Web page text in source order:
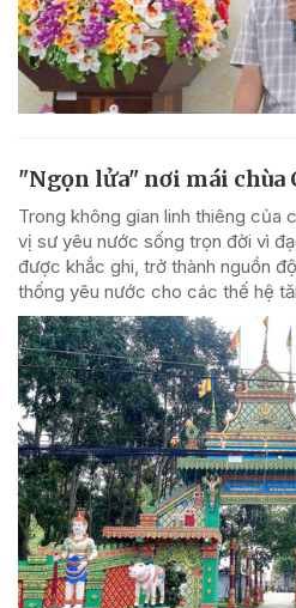
"Ngọn lửa" nơi mái chùa
Trong không gian linh thiêng của
vị sư yêu nước sống trọn đời vì
được khắc ghi, trở thành nguồn
thống yêu nước cho các thế hệ